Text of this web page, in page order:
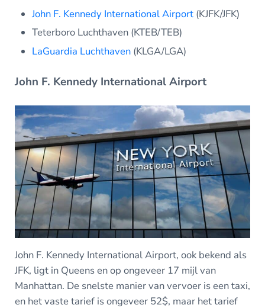
John F. Kennedy International Airport (KJFK/JFK)
Teterboro Luchthaven (KTEB/TEB)
LaGuardia Luchthaven (KLGA/LGA)
John F. Kennedy International Airport
John F. Kennedy International Airport, ook bekend als
JFK, ligt in Queens en op ongeveer 17 mijl van
Manhattan. De snelste manier van vervoer is een taxi,
en het vaste tarief is ongeveer 52$, maar het tarief